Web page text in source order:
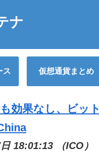
ナ
ス 仮想通貨まとめ
効果なし、ビッ
18:01:13 （ICO）